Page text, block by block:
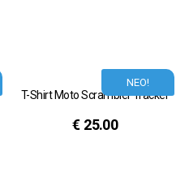
ΝΕΟ!
T-Shirt Moto Scrambler Tracker
€ 25.00